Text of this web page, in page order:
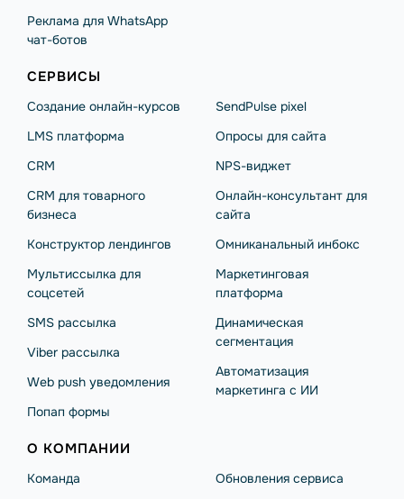
Реклама для WhatsApp
чат-ботов
СЕРВИСЫ
Создание онлайн-курсов
LMS платформа
CRM
CRM для товарного
бизнеса
Конструктор лендингов
Мультиссылка для
соцсетей
SMS рассылка
Viber рассылка
Web push уведомления
Попап формы
SendPulse pixel
Опросы для сайта
NPS-виджет
Онлайн-консультант для
сайта
Омниканальный инбокс
Маркетинговая
платформа
Динамическая
сегментация
Автоматизация
маркетинга с ИИ
О КОМПАНИИ
Команда
Обновления сервиса